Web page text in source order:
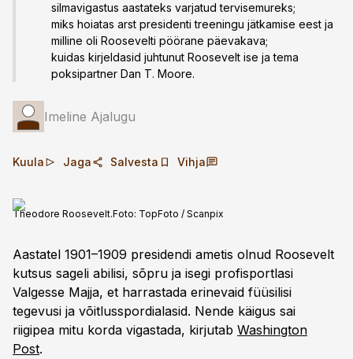
silmavigastus aastateks varjatud tervisemureks;
miks hoiatas arst presidenti treeningu jätkamise eest ja
milline oli Roosevelti pöörane päevakava;
kuidas kirjeldasid juhtunut Roosevelt ise ja tema
poksipartner Dan T. Moore.
Imeline Ajalugu
Kuula Jaga Salvesta Vihja
Theodore Roosevelt.Foto: TopFoto / Scanpix
Aastatel 1901–1909 presidendi ametis olnud Roosevelt
kutsus sageli abilisi, sõpru ja isegi profisportlasi
Valgesse Majja, et harrastada erinevaid füüsilisi
tegevusi ja võitlusspordialasid. Nende käigus sai
riigipea mitu korda vigastada, kirjutab Washington
Post.